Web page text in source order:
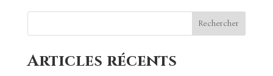
Rechercher
Articles récents